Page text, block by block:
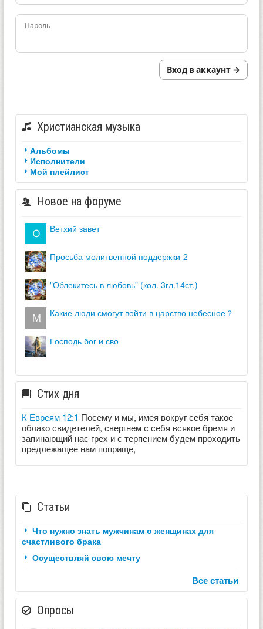
Пароль
Вход в аккаунт →
Христианская музыка
Альбомы
Исполнители
Мой плейлист
Новое на форуме
ветхий завет
просьба молитвенной поддержки-2
"облекитесь в любовь" (кол. 3гл.14ст.)
какие люди смогут войти в царство небесное？
господь бог и сво
Стих дня
К Евреям 12:1 Посему и мы, имея вокруг себя такое
облако свидетелей, свергнем с себя всякое бремя и
запинающий нас грех и с терпением будем проходить
предлежащее нам поприще,
Статьи
Что нужно знать мужчинам о женщинах для
счастливого брака
Осуществляй свою мечту
Все статьи
Опросы